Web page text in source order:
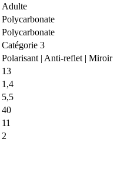
Adulte
Polycarbonate
Polycarbonate
Catégorie 3
Polarisant | Anti-reflet | Miroir
13
1,4
5,5
40
11
2